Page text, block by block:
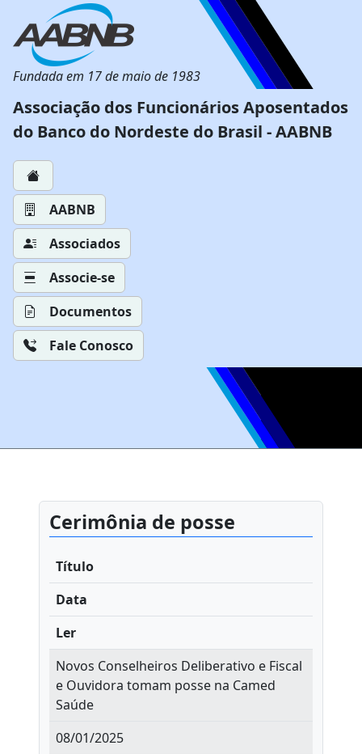
Fundada em 17 de maio de 1983
Associação dos Funcionários Aposentados
do Banco do Nordeste do Brasil - AABNB
AABNB
Associados
Associe-se
Documentos
Fale Conosco
Cerimônia de posse
Título
Data
Ler
Novos Conselheiros Deliberativo e Fiscal
e Ouvidora tomam posse na Camed
Saúde
08/01/2025